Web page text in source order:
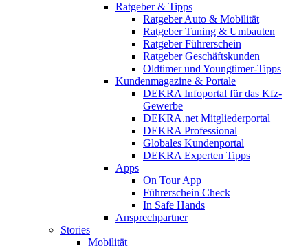
Ratgeber & Tipps
Ratgeber Auto & Mobilität
Ratgeber Tuning & Umbauten
Ratgeber Führerschein
Ratgeber Geschäftskunden
Oldtimer und Youngtimer-Tipps
Kundenmagazine & Portale
DEKRA Infoportal für das Kfz-
Gewerbe
DEKRA.net Mitgliederportal
DEKRA Professional
Globales Kundenportal
DEKRA Experten Tipps
Apps
On Tour App
Führerschein Check
In Safe Hands
Ansprechpartner
Stories
Mobilität